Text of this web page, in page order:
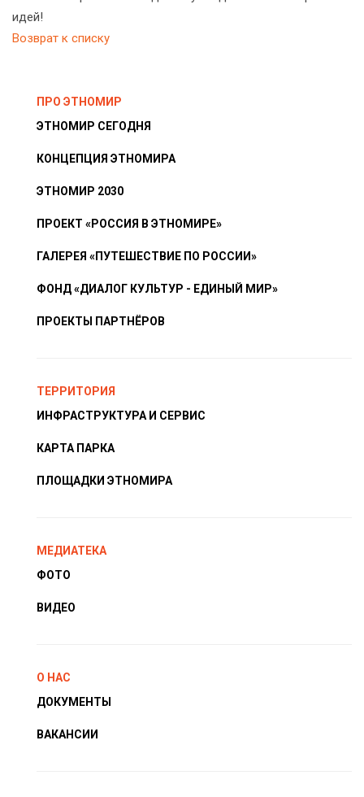
идей!
Возврат к списку
ПРО ЭТНОМИР
ЭТНОМИР СЕГОДНЯ
КОНЦЕПЦИЯ ЭТНОМИРА
ЭТНОМИР 2030
ПРОЕКТ «РОССИЯ В ЭТНОМИРЕ»
ГАЛЕРЕЯ «ПУТЕШЕСТВИЕ ПО РОССИИ»
ФОНД «ДИАЛОГ КУЛЬТУР - ЕДИНЫЙ МИР»
ПРОЕКТЫ ПАРТНЁРОВ
ТЕРРИТОРИЯ
ИНФРАСТРУКТУРА И СЕРВИС
КАРТА ПАРКА
ПЛОЩАДКИ ЭТНОМИРА
МЕДИАТЕКА
ФОТО
ВИДЕО
О НАС
ДОКУМЕНТЫ
ВАКАНСИИ